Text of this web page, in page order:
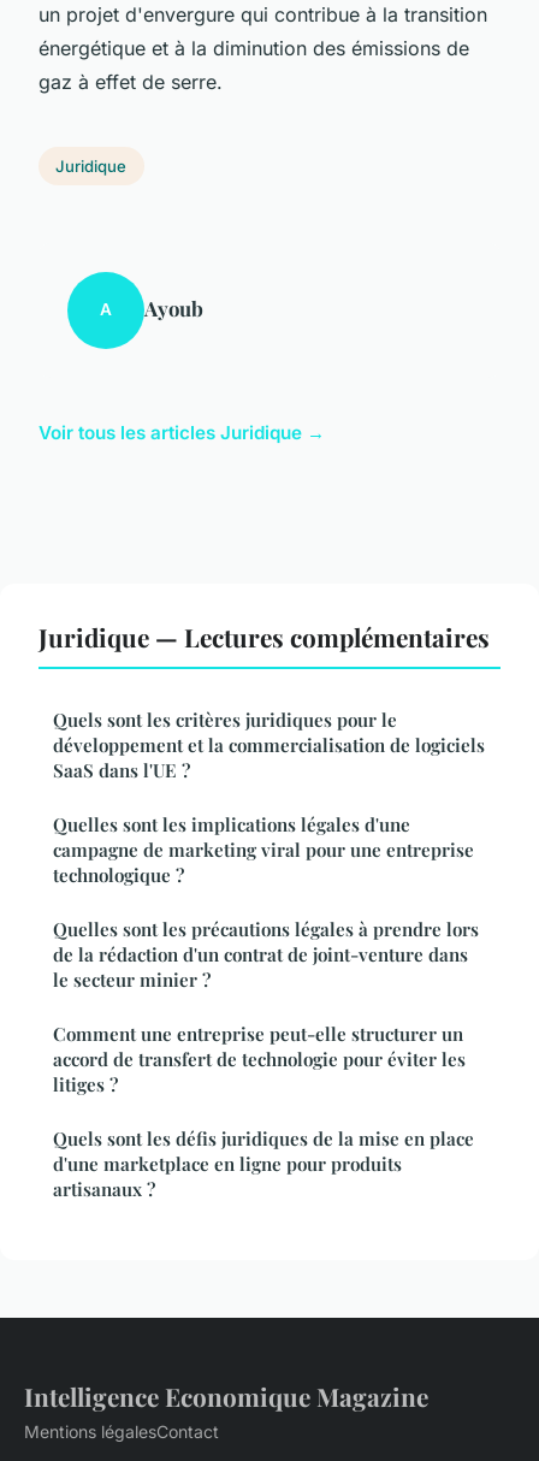
un projet d'envergure qui contribue à la transition
énergétique et à la diminution des émissions de
gaz à effet de serre.
Juridique
A Ayoub
Voir tous les articles Juridique →
Juridique — Lectures complémentaires
Quels sont les critères juridiques pour le
développement et la commercialisation de logiciels
SaaS dans l'UE ?
Quelles sont les implications légales d'une
campagne de marketing viral pour une entreprise
technologique ?
Quelles sont les précautions légales à prendre lors
de la rédaction d'un contrat de joint-venture dans
le secteur minier ?
Comment une entreprise peut-elle structurer un
accord de transfert de technologie pour éviter les
litiges ?
Quels sont les défis juridiques de la mise en place
d'une marketplace en ligne pour produits
artisanaux ?
Intelligence Economique Magazine
Mentions légalesContact